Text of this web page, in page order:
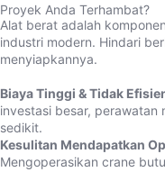
Proyek Anda Terhambat?
Alat berat adalah
industri modern. Hindari
menyiapkannya.
Biaya Tinggi & Tidak
investasi besar, perawatan
sedikit.
Kesulitan Mendapatkan
Mengoperasikan crane